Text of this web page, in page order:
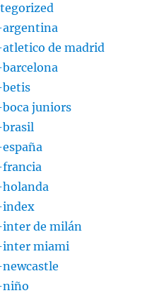
de madrid
juniors
de milán
miami